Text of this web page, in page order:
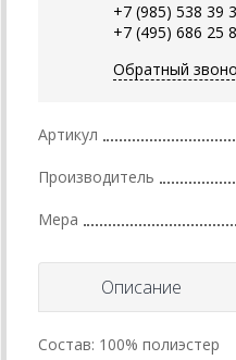
+7 (985) 538 39
+7 (495) 686 25
Обратный
Артикул
Производитель
Мера
Описание
Состав: 100% полиэстер